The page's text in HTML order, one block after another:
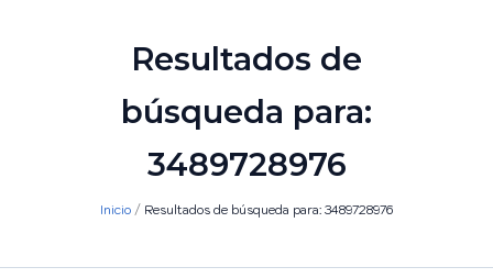
Resultados de
búsqueda para:
3489728976
Inicio Resultados de búsqueda para: 3489728976